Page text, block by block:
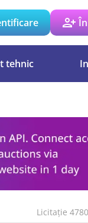
tehnic
Licitație